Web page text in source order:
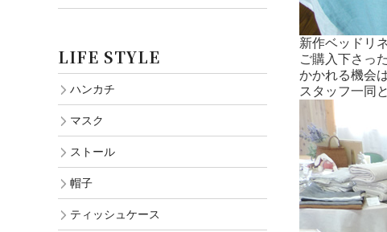
新作ベッドリ
ご購入下さっ
かかれる機会
スタッフ一同
LIFE STYLE
ハンカチ
マスク
ストール
帽子
ティッシュケース